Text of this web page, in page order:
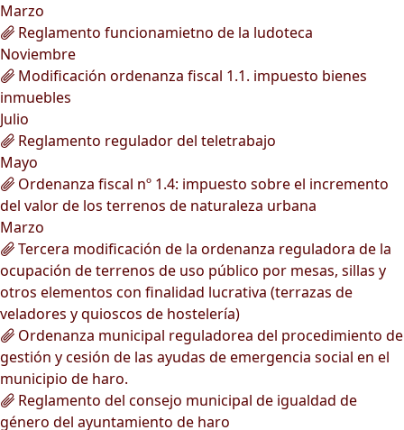
Marzo
Reglamento funcionamietno de la ludoteca
Noviembre
Modificación ordenanza fiscal 1.1. impuesto bienes
inmuebles
Julio
Reglamento regulador del teletrabajo
Mayo
Ordenanza fiscal nº 1.4: impuesto sobre el incremento
del valor de los terrenos de naturaleza urbana
Marzo
Tercera modificación de la ordenanza reguladora de la
ocupación de terrenos de uso público por mesas, sillas y
otros elementos con finalidad lucrativa (terrazas de
veladores y quioscos de hostelería)
Ordenanza municipal reguladorea del procedimiento de
gestión y cesión de las ayudas de emergencia social en el
municipio de haro.
Reglamento del consejo municipal de igualdad de
género del ayuntamiento de haro